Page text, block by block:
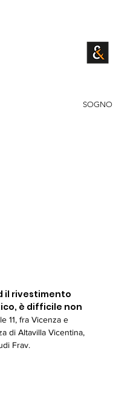
SOGNO
il rivestimento
è difficile non
11, fra Vicenza e
di Altavilla Vicentina,
Frav.